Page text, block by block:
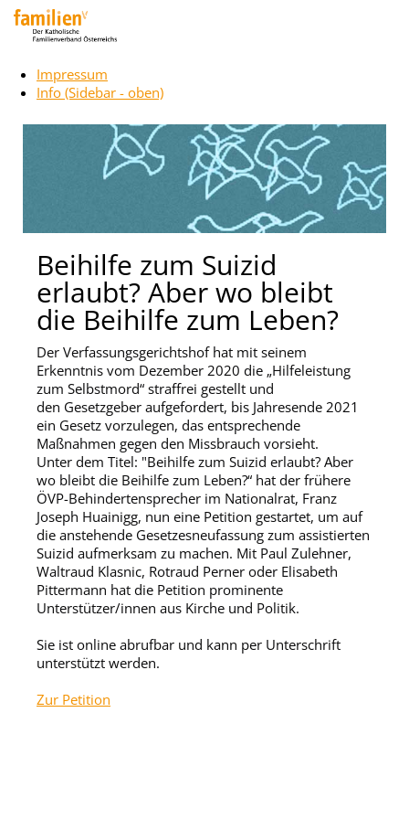
Impressum
Info (Sidebar - oben)
Beihilfe zum Suizid
erlaubt? Aber wo bleibt
die Beihilfe zum Leben?
Der Verfassungsgerichtshof hat mit seinem
Erkenntnis vom Dezember 2020 die „Hilfeleistung
zum Selbstmord“ straffrei gestellt und
den Gesetzgeber aufgefordert, bis Jahresende 2021
ein Gesetz vorzulegen, das entsprechende
Maßnahmen gegen den Missbrauch vorsieht.
Unter dem Titel: "Beihilfe zum Suizid erlaubt? Aber
wo bleibt die Beihilfe zum Leben?“ hat der frühere
ÖVP-Behindertensprecher im Nationalrat, Franz
Joseph Huainigg, nun eine Petition gestartet, um auf
die anstehende Gesetzesneufassung zum assistierten
Suizid aufmerksam zu machen. Mit Paul Zulehner,
Waltraud Klasnic, Rotraud Perner oder Elisabeth
Pittermann hat die Petition prominente
Unterstützer/innen aus Kirche und Politik.
Sie ist online abrufbar und kann per Unterschrift
unterstützt werden.
Zur Petition